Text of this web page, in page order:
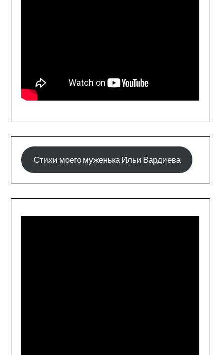
Стихи моего муженька Ильи Вардиева